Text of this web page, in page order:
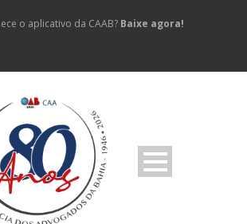
o aplicativo da CAAB? Baixe agora!